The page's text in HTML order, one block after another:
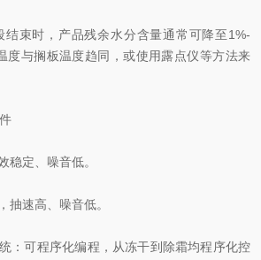
束时，产品残余水分含量通常可降至1%-
度与搁板温度趋同，或使用露点仪等方法来
定、噪音低。
速高、噪音低。
可程序化编程，从冻干到除霜均程序化控